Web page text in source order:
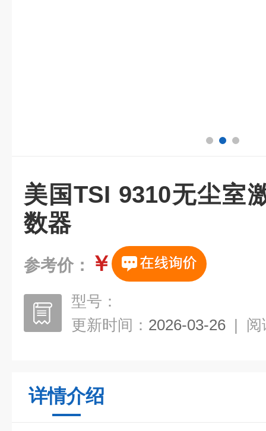
美国TSI 9310无尘室
数器
参考价： ￥
型号：
更新时间： 2026-03-26 | 阅
详情介绍